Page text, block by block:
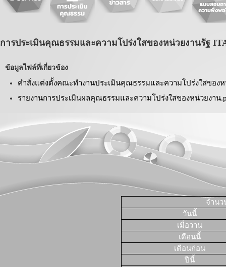
การประเมินคุณธรรมและความโปร่งใสของหน่วยงานรัฐ
ข้อมูลไฟล์ที่เกี่ยวข้อง
คำสั่งแต่งตั้งคณะทำงานประเมินคุณธรรมและความโปร่งใสของห
รายงานการประเมินผลคุณธรรมและความโปร่งใสของหน่วยงาน
จำนว
วันนี้
เมื่อวาน
เดือนนี้
เดือนก่อน
ปีนี้